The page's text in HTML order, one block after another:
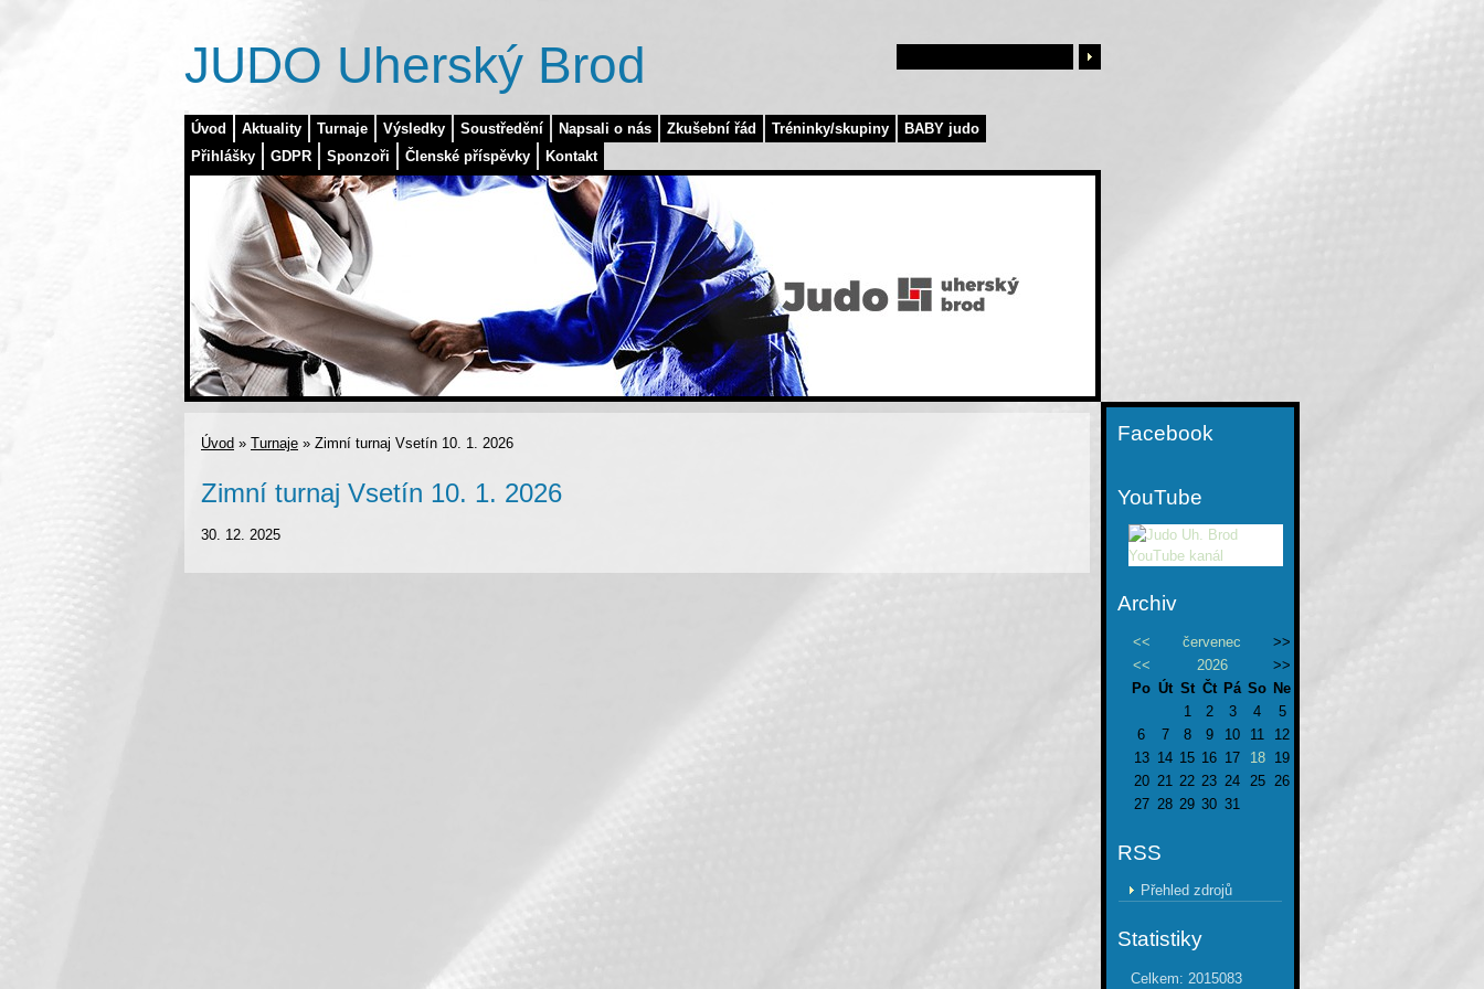
Úvod Aktuality Turnaje Výsledky Soustředění Napsali o nás Zkušební řád Tréninky/skupiny
BABY judo
Přihlášky
GDPR Sponzoři Členské příspěvky Kontakt
JUDO Uherský Brod
Úvod » Turnaje » Zimní turnaj Vsetín 10. 1. 2026
Zimní turnaj Vsetín 10. 1. 2026
30. 12. 2025
Facebook
YouTube
Archiv
<< červenec
>>
<<
2026
>>
Po Út St Čt Pá So Ne
1
2 3 4
5
6
7 8 9 10 11
12
13 14 15 16 17 18
19
20 21 22 23 24 25 26
27 28 29 30 31
RSS
Přehled zdrojů
Statistiky
Celkem: 2015083